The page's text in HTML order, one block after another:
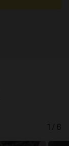
1 / 6